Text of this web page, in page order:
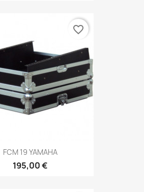
FCM 19 YAMAHA
195,00 €
favorite_border